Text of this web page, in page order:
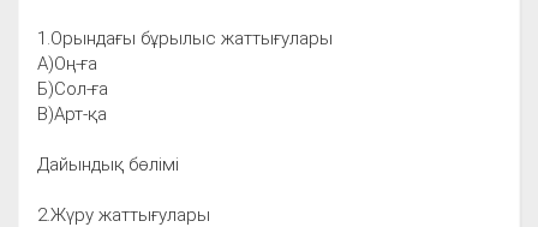
1.Орындағы бұрылыс жаттығулары
А)Оң-ға
Б)Сол-ға
В)Арт-қа
Дайындық бөлімі
2.Жүру жаттығулары